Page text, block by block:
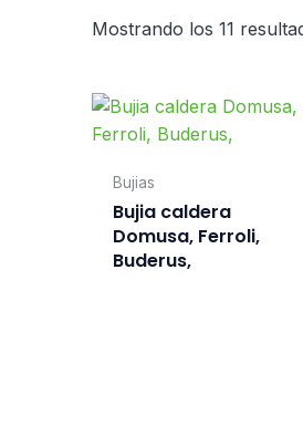
Mostrando los 11
Bujias
Bujia caldera
Domusa, Ferroli,
Buderus,